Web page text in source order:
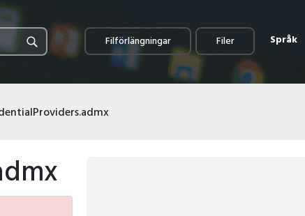
Filförlängningar Filer Språk